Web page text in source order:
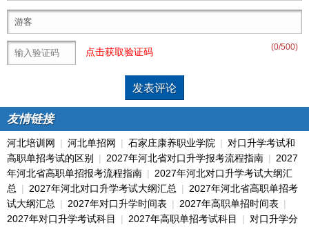
(0/500)
点击获取验证码
友情链接
河北培训网 | 河北单招网 | 石家庄康养职业学院 | 对口升学考试和
高职单招考试的区别
| 2027年河北省对口升学报考流程指南 | 2027
年河北省高职单招报考流程指南 | 2027年河北对口升学考试大纲汇
总 | 2027年河北对口升学考试大纲汇总 | 2027年河北省高职单招考
试大纲汇总 | 2027年对口升学时间表 | 2027年高职单招时间表 |
2027年对口升学考试科目
| 2027年高职单招考试科目 | 对口升学分